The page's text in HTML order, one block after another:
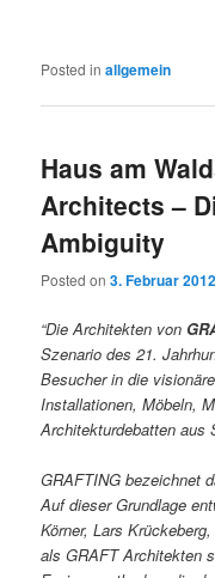
Posted in allgemein
Haus am
Architects –
Ambiguity
Posted on3. Februar 2012
“Die Architekten von
Szenario des 21.
Besucher in die
Installationen, Möbeln,
Architekturdebatten aus
GRAFTING bezeichnet
Auf dieser Grundlage
Körner, Lars
als GRAFT Architekten